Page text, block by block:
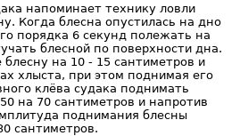
напоминает технику ловли
Когда блесна опустилась на дно
порядка 6 секунд полежать на
блесной по поверхности дна.
на 10 - 15 сантиметров и
хлыста, при этом поднимая его
клёва судака поднимать
на 70 сантиметров и напротив
поднимания блесны
сантиметров.